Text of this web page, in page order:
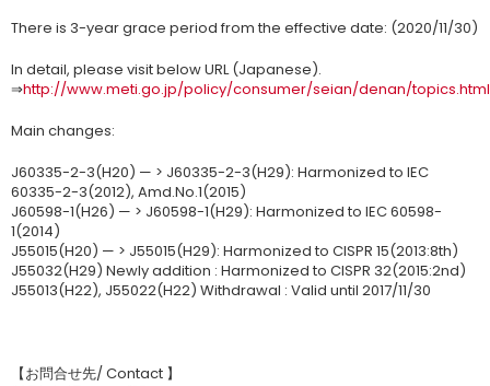
There is 3-year grace period from the effective date: (2020/11/30)
In detail, please visit below URL (Japanese).
⇒http://www.meti.go.jp/policy/consumer/seian/denan/topics.html
Main changes:
J60335-2-3(H20) — > J60335-2-3(H29): Harmonized to IEC
60335-2-3(2012), Amd.No.1(2015)
J60598-1(H26) — > J60598-1(H29): Harmonized to IEC 60598-
1(2014)
J55015(H20) — > J55015(H29): Harmonized to CISPR 15(2013:8th)
J55032(H29) Newly addition : Harmonized to CISPR 32(2015:2nd)
J55013(H22), J55022(H22) Withdrawal : Valid until 2017/11/30
【お問合せ先/ Contact 】